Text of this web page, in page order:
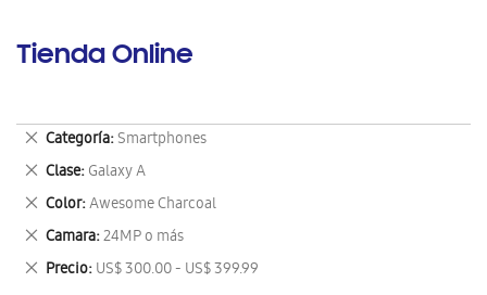
Tienda Online
Categoría Smartphones
Eliminar
este
artículo
Clase Galaxy A
Eliminar
este
artículo
Color Awesome Charcoal
Eliminar
este
artículo
Camara 24MP o más
Eliminar
este
artículo
Precio US$ 300.00 - US$ 399.99
Eliminar